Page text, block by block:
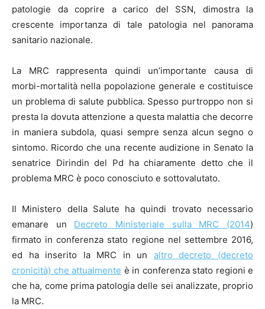
patologie da coprire a carico del SSN, dimostra la
crescente importanza di tale patologia nel panorama
sanitario nazionale.
La MRC rappresenta quindi un’importante causa di
morbi-mortalità nella popolazione generale e costituisce
un problema di salute pubblica. Spesso purtroppo non si
presta la dovuta attenzione a questa malattia che decorre
in maniera subdola, quasi sempre senza alcun segno o
sintomo. Ricordo che una recente audizione in Senato la
senatrice Dirindin del Pd ha chiaramente detto che il
problema MRC è poco conosciuto e sottovalutato.
Il Ministero della Salute ha quindi trovato necessario
emanare un Decreto Ministeriale sulla MRC (2014)
firmato in conferenza stato regione nel settembre 2016,
ed ha inserito la MRC in un altro decreto (decreto
cronicità) che attualmente è in conferenza stato regioni e
che ha, come prima patologia delle sei analizzate, proprio
la MRC.